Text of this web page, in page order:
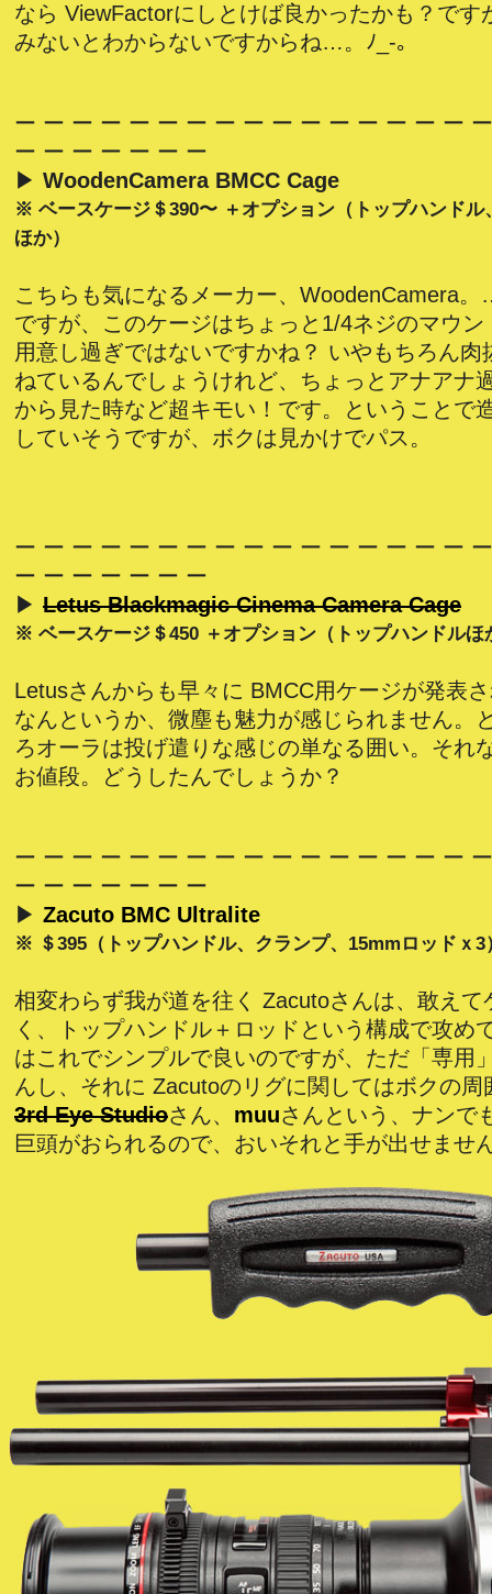
なら ViewFactorにしとけば良かったかも？です
みないとわからないですからね…。ﾉ_-｡
ー ー ー ー ー ー ー ー ー ー ー ー ー ー ー ー
ー ー ー ー ー ー ー
▶ WoodenCamera BMCC Cage
※ ベースケージ＄390〜 ＋オプション（トップハンドル
ほか）
こちらも気になるメーカー、WoodenCamera
ですが、このケージはちょっと1/4ネジのマウ
用意し過ぎではないですかね？ いやもちろん肉
ねているんでしょうけれど、ちょっとアナアナ
から見た時など超キモい！です。ということで
していそうですが、ボクは見かけでパス。
ー ー ー ー ー ー ー ー ー ー ー ー ー ー ー ー
ー ー ー ー ー ー ー
▶ Letus Blackmagic Cinema Camera Cage
※ ベースケージ＄450 ＋オプション（トップハンドルほ
Letusさんからも早々に BMCC用ケージが発表
なんというか、微塵も魅力が感じられません。
ろオーラは投げ遣りな感じの単なる囲い。それ
お値段。どうしたんでしょうか？
ー ー ー ー ー ー ー ー ー ー ー ー ー ー ー ー
ー ー ー ー ー ー ー
▶ Zacuto BMC Ultralite
※ ＄395（トップハンドル、クランプ、15mmロッドｘ3
相変わらず我が道を往く Zacutoさんは、敢えて
く、トップハンドル＋ロッドという構成で攻め
はこれでシンプルで良いのですが、ただ「専用
んし、それに Zacutoのリグに関してはボクの周
3rd Eye Studioさん、 muuさんという、ナンで
巨頭がおられるので、おいそれと手が出せませ